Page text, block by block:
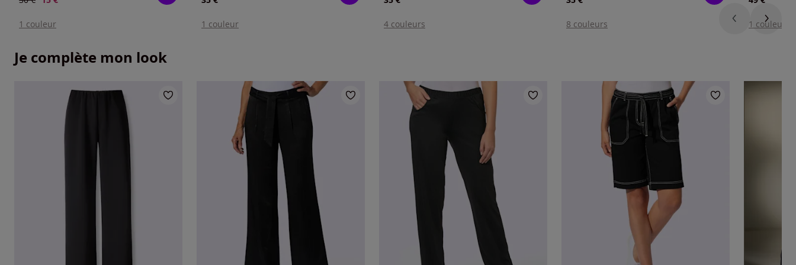
1 couleur 1 couleur 4 couleurs 8 couleurs 1 couleur
Je complète mon look